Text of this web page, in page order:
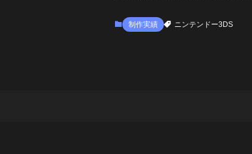
制作実績 ニンテンドー3DS